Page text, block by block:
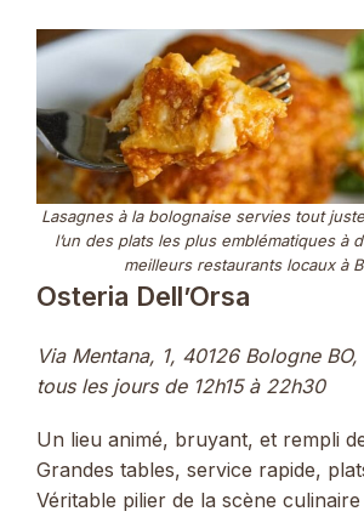
Lasagnes à la bolognaise servies tout
l’un des plats les plus emblématiques à
meilleurs restaurants locaux à
Osteria Dell’Orsa
Via Mentana, 1, 40126 Bologne
tous les jours de 12h15 à 22h30
Un lieu animé, bruyant, et rempli
Grandes tables, service rapide,
Véritable pilier de la scène